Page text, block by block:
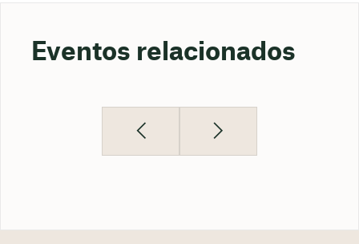
Eventos relacionados